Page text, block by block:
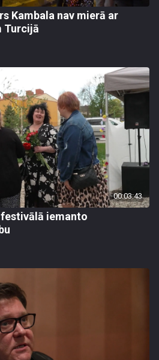
Kambala nav mierā ar
Turcijā
00:03:43
iemanto